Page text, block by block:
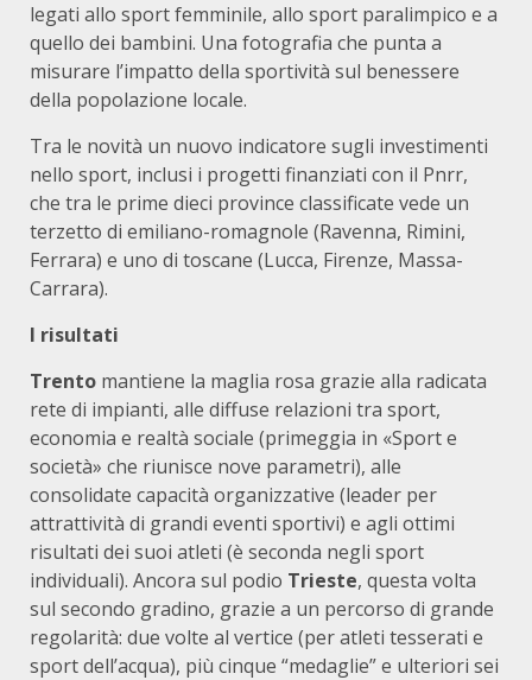
legati allo sport femminile, allo sport paralimpico e a
quello dei bambini. Una fotografia che punta a
misurare l’impatto della sportività sul benessere
della popolazione locale.
Tra le novità un nuovo indicatore sugli investimenti
nello sport, inclusi i progetti finanziati con il Pnrr,
che tra le prime dieci province classificate vede un
terzetto di emiliano-romagnole (Ravenna, Rimini,
Ferrara) e uno di toscane (Lucca, Firenze, Massa-
Carrara).
I risultati
Trento mantiene la maglia rosa grazie alla radicata
rete di impianti, alle diffuse relazioni tra sport,
economia e realtà sociale (primeggia in «Sport e
società» che riunisce nove parametri), alle
consolidate capacità organizzative (leader per
attrattività di grandi eventi sportivi) e agli ottimi
risultati dei suoi atleti (è seconda negli sport
individuali). Ancora sul podio Trieste, questa volta
sul secondo gradino, grazie a un percorso di grande
regolarità: due volte al vertice (per atleti tesserati e
sport dell’acqua), più cinque “medaglie” e ulteriori sei